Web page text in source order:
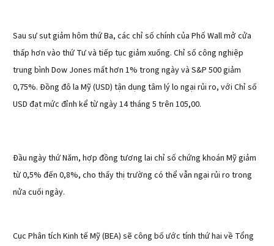
Sau sự sụt giảm hôm thứ Ba, các chỉ số chính của Phố Wall mở cửa
thấp hơn vào thứ Tư và tiếp tục giảm xuống. Chỉ số công nghiệp
trung bình Dow Jones mất hơn 1% trong ngày và S&P 500 giảm
0,75%. Đồng đô la Mỹ (USD) tận dụng tâm lý lo ngại rủi ro, với Chỉ số
USD đạt mức đỉnh kể từ ngày 14 tháng 5 trên 105,00.
Đầu ngày thứ Năm, hợp đồng tương lai chỉ số chứng khoán Mỹ giảm
từ 0,5% đến 0,8%, cho thấy thị trường có thể vẫn ngại rủi ro trong
nửa cuối ngày.
Cục Phân tích Kinh tế Mỹ (BEA) sẽ công bố ước tính thứ hai về Tổng